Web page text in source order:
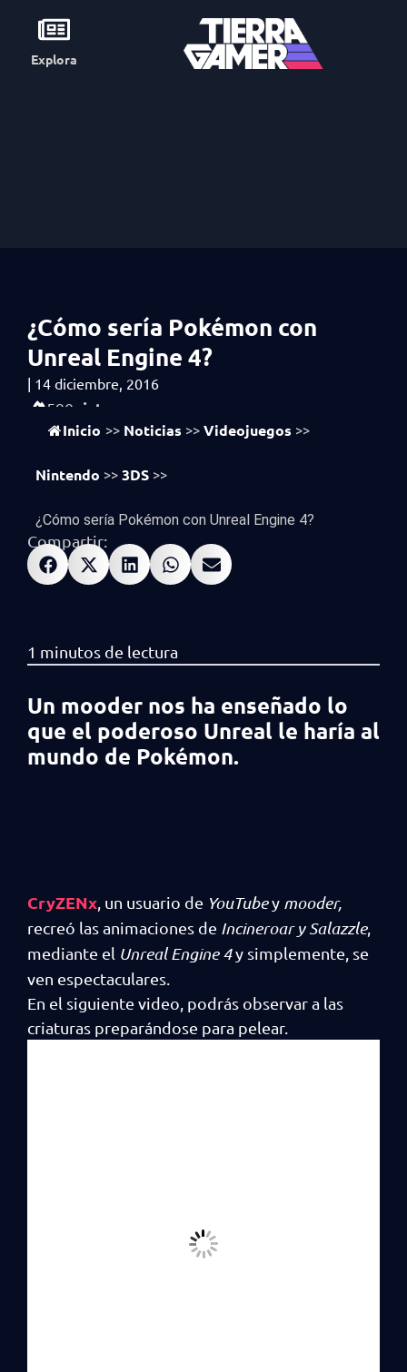
Explora
¿Cómo sería Pokémon con
Unreal Engine 4?
| 14 diciembre, 2016
590 vistas
Inicio >> Noticias >> Videojuegos >>
Nintendo >> 3DS >>
¿Cómo sería Pokémon con Unreal Engine 4?
Compartir:
Un mooder nos ha enseñado lo
que el poderoso Unreal le haría al
mundo de Pokémon.
CryZENx , un usuario de YouTubey mooder,
recreó las animaciones de Incineroar y Salazzle,
mediante el Unreal Engine 4y simplemente, se
ven espectaculares.
En el siguiente video, podrás observar a las
criaturas preparándose para pelear.